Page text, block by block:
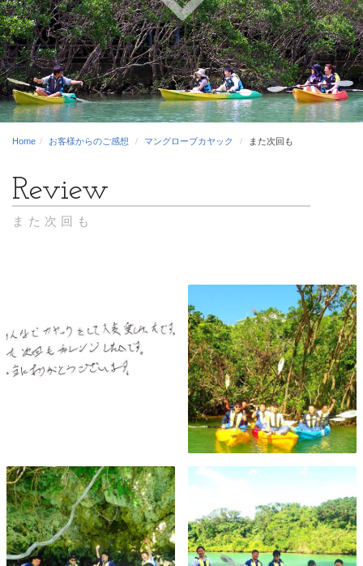
Home お客様からのご感想 マングローブカヤック また次回も
また次回も